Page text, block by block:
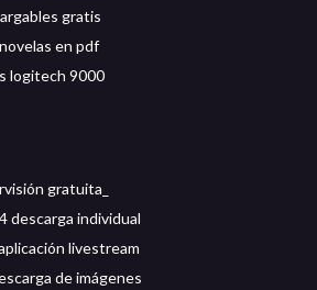
gratis
en pdf
logitech 9000
gratuita_
descarga individual
livestream
de imágenes